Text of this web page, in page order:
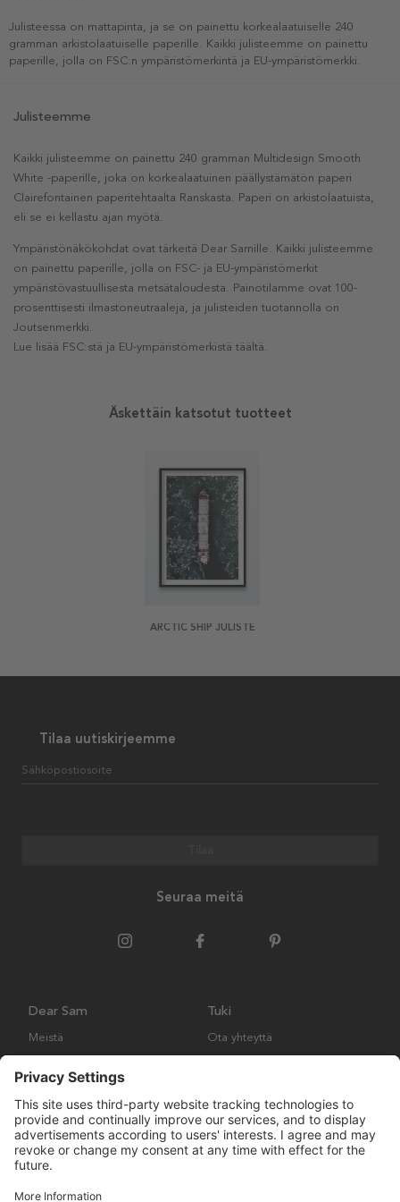
Julisteessa on mattapinta, ja se on painettu korkealaatuiselle 240
gramman arkistolaatuiselle paperille. Kaikki julisteemme on painettu
paperille, jolla on FSC:n ympäristömerkintä ja EU-ympäristömerkki.
Julisteemme
Kaikki julisteemme on painettu 240 gramman Multidesign Smooth
White -paperille, joka on korkealaatuinen päällystämätön paperi
Clairefontainen paperitehtaalta Ranskasta. Paperi on arkistolaatuista,
eli se ei kellastu ajan myötä.
Ympäristönäkökohdat ovat tärkeitä Dear Samille. Kaikki julisteemme
on painettu paperille, jolla on FSC- ja EU-ympäristömerkit
ympäristövastuullisesta metsätaloudesta. Painotilamme ovat 100-
prosenttisesti ilmastoneutraaleja, ja julisteiden tuotannolla on
Joutsenmerkki.
Lue lisää FSC:stä ja EU-ympäristömerkistä täältä.
Äskettäin katsotut tuotteet
ARCTIC SHIP JULISTE
Tilaa uutiskirjeemme
Sähköpostiosoite
Seuraa meitä
Dear Sam
Meistä
Tuki
Ota yhteyttä
Palautukset ja vaatimukset